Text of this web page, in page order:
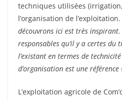
techniques utilisées
l’organisation de l’exploitation.
découvrons ici est très
responsables qu’il y a certes
l’existant en termes de
d’organisation est une référence
L’exploitation agricole de